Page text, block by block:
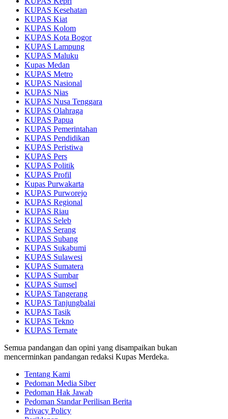
KUPAS Kesehatan
KUPAS Kiat
KUPAS Kolom
KUPAS Kota Bogor
KUPAS Lampung
KUPAS Maluku
Kupas Medan
KUPAS Metro
KUPAS Nasional
KUPAS Nias
KUPAS Nusa Tenggara
KUPAS Olahraga
KUPAS Papua
KUPAS Pemerintahan
KUPAS Pendidikan
KUPAS Peristiwa
KUPAS Pers
KUPAS Politik
KUPAS Profil
Kupas Purwakarta
KUPAS Purworejo
KUPAS Regional
KUPAS Riau
KUPAS Seleb
KUPAS Serang
KUPAS Subang
KUPAS Sukabumi
KUPAS Sulawesi
KUPAS Sumatera
KUPAS Sumbar
KUPAS Sumsel
KUPAS Tangerang
KUPAS Tanjungbalai
KUPAS Tasik
KUPAS Tekno
KUPAS Ternate
Semua pandangan dan opini yang disampaikan bukan
mencerminkan pandangan redaksi Kupas Merdeka.
Tentang Kami
Pedoman Media Siber
Pedoman Hak Jawab
Pedoman Standar Perilisan Berita
Privacy Policy